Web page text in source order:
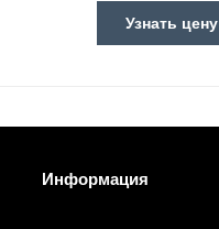
Узнать цену
Информация